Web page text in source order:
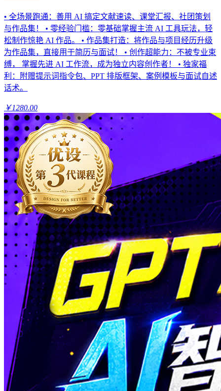
• 全场景跑通：善用 AI 搞定文献速读、课堂汇报、社团策划
与作品集！ • 零经验门槛：零基础掌握主流 AI 工具玩法，轻
松制作惊艳 AI 作品。 • 作品集打造：将作品与项目经历升级
为作品集，直接用于简历与面试！ • 创作超能力：不被专业束
缚， 掌握先进 AI 工作流，成为独立内容创作者！ • 独家福
利：附赠提示词指令包、PPT 排版框架、案例模板与面试自述
话术。
￥1280.00